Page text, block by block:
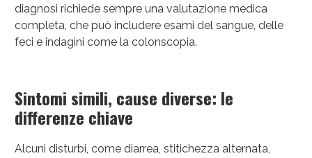
diagnosi richiede sempre una valutazione medica
completa, che può includere esami del sangue, delle
feci e indagini come la colonscopia.
Sintomi simili, cause diverse: le
differenze chiave
Alcuni disturbi, come diarrea, stitichezza alternata,
Scopri le offerte di Oggi